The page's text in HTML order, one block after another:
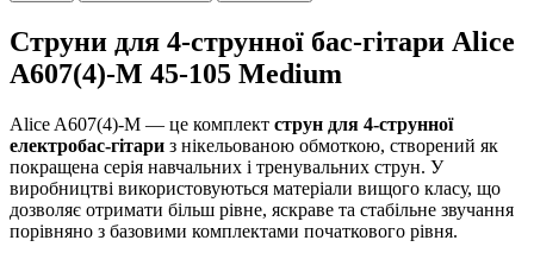
Струни для 4-струнної бас-гітари Alice
A607(4)-M 45-105 Medium
Alice A607(4)-M — це комплект струн для 4-струнної
електробас-гітари з нікельованою обмоткою, створений як
покращена серія навчальних і тренувальних струн. У
виробництві використовуються матеріали вищого класу, що
дозволяє отримати більш рівне, яскраве та стабільне звучання
порівняно з базовими комплектами початкового рівня.